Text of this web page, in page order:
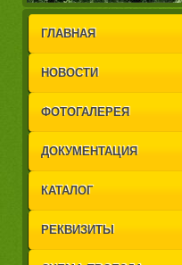
1
2
ГЛАВНАЯ
НОВОСТИ
ФОТОГАЛЕРЕЯ
ДОКУМЕНТАЦИЯ
КАТАЛОГ
РЕКВИЗИТЫ